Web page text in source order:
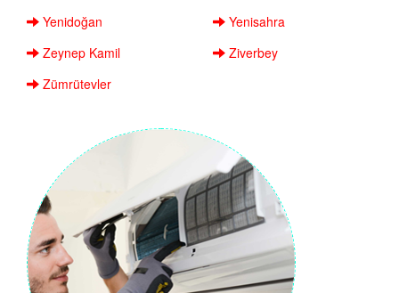
Yenidoğan
Yenisahra
Zeynep Kamil
Ziverbey
Zümrütevler